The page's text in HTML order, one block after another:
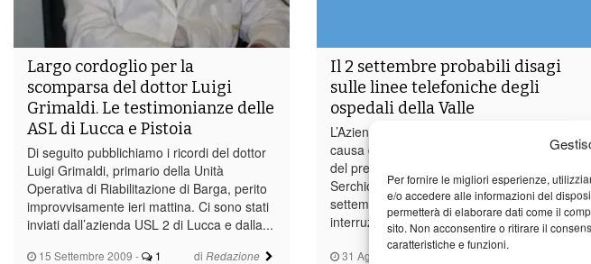
Per fornire le migliori esperienze,
e/o accedere alle informazioni del
permetterà di elaborare dati come il
sito. Non acconsentire o ritirare il
caratteristiche e funzioni.
15 Settembre 2009 - 1 di Redazione
Largo cordoglio per la
scomparsa del dottor Luigi
Grimaldi. Le testimonianze delle
ASL di Lucca e Pistoia
Di seguito pubblichiamo i ricordi del dottor
Luigi Grimaldi, primario della Unità
Operativa di Riabilitazione di Barga, perito
improvvisamente ieri mattina. Ci sono stati
inviati dall’azienda USL 2 di Lucca e dalla...
31 Agosto 2009
Il 2 settembre probabili disagi
sulle linee telefoniche degli
ospedali della Valle
L’Azienda USL 2 di Lucca comunica che, a
causa di alcuni lavori sulle linee telefoniche
del presidio ospedaliero della Valle del
Serchio nella giornata di mercoledì 2
settembre potranno verificarsi delle
interruzioni, in particolare per le...